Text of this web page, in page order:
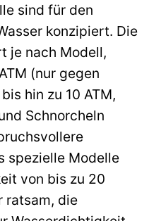
sind für den
konzipiert. Die
je nach Modell,
(nur gegen
hin zu 10 ATM,
Schnorcheln
spezielle Modelle
von bis zu 20
ratsam, die